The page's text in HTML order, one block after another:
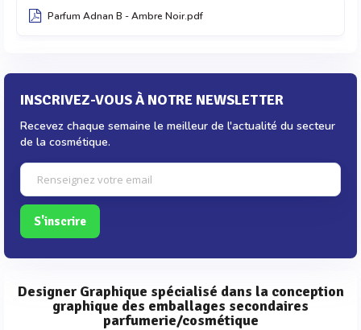
Parfum Adnan B - Ambre Noir.pdf
INSCRIVEZ-VOUS À NOTRE NEWSLETTER
Recevez chaque semaine le meilleur de l'actualité du secteur
de la cosmétique.
S'inscrire
Designer Graphique spécialisé dans la conception
graphique des emballages secondaires
parfumerie/cosmétique